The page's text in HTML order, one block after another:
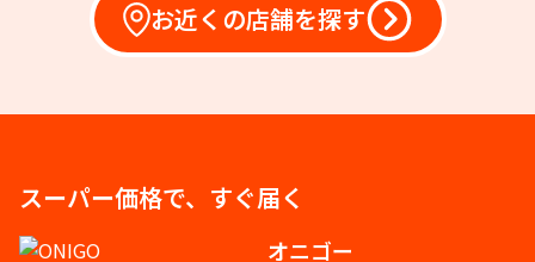
お近くの店舗を探す
スーパー価格で、すぐ届く
オニゴー